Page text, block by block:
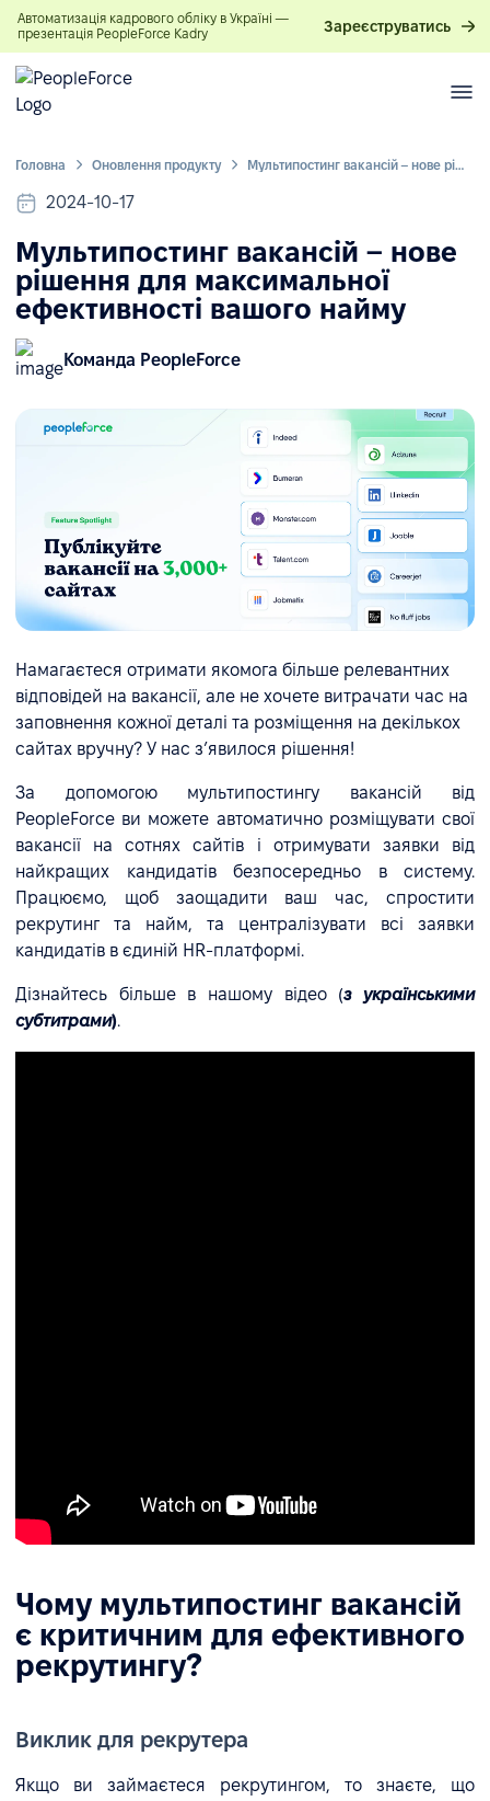
Автоматизація кадрового обліку в Україні —
презентація PeopleForce Kadry
Зареєструватись
Головна Оновлення продукту Мультипостинг вакансій – нове рішення для максимальної ефективності вашого найму
2024-10-17
Мультипостинг вакансій – нове
рішення для максимальної
ефективності вашого найму
Команда PeopleForce
Намагаєтеся отримати якомога більше релевантних
відповідей на вакансії, але не хочете витрачати час на
заповнення кожної деталі та розміщення на декількох
сайтах вручну? У нас зʼявилося рішення!
За допомогою мультипостингу вакансій від
PeopleForce ви можете автоматично розміщувати свої
вакансії на сотнях сайтів і отримувати заявки від
найкращих кандидатів безпосередньо в систему.
Працюємо, щоб заощадити ваш час, спростити
рекрутинг та найм, та централізувати всі заявки
кандидатів в єдиній HR-платформі.
Дізнайтесь більше в нашому відео (з українськими
субтитрами).
Чому мультипостинг вакансій
є критичним для ефективного
рекрутингу?
Виклик для рекрутера
Якщо ви займаєтеся рекрутингом, то знаєте, що